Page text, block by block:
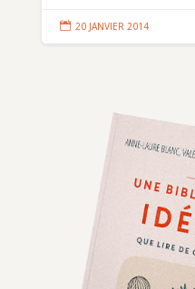
 20 JANVIER 2014